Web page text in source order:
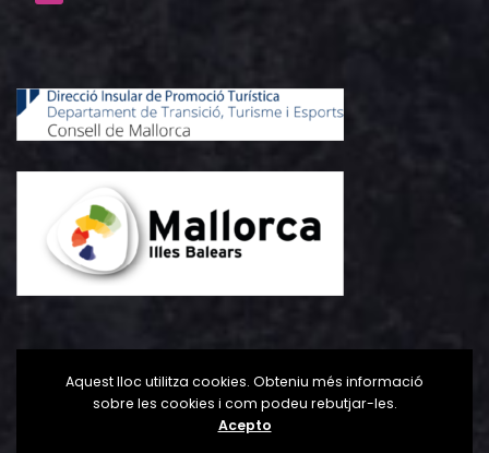
Aquest lloc utilitza cookies. Obteniu més informació
sobre les cookies i com podeu rebutjar-les.
Acepto